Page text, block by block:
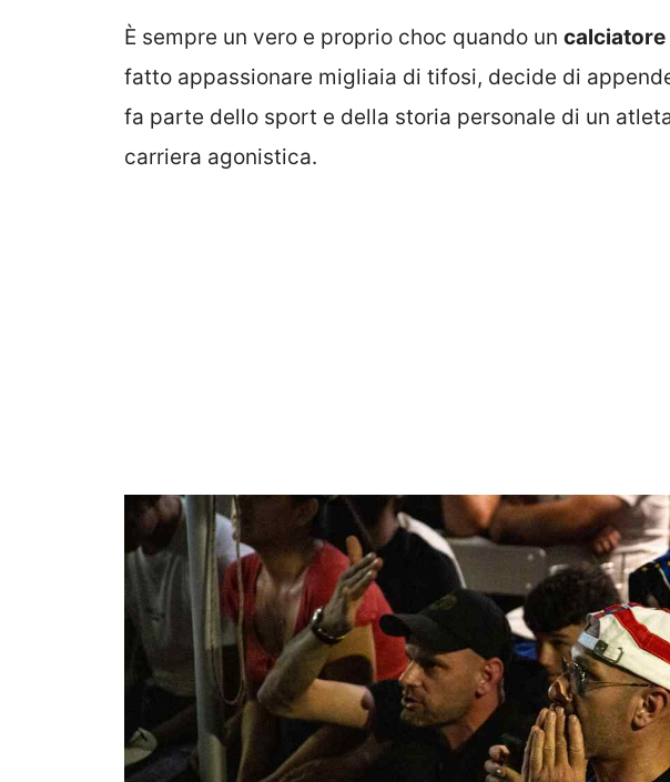
È sempre un vero e proprio choc quando un calciatore
fatto appassionare migliaia di tifosi, decide di
fa parte dello sport e della storia personale di un
carriera agonistica.